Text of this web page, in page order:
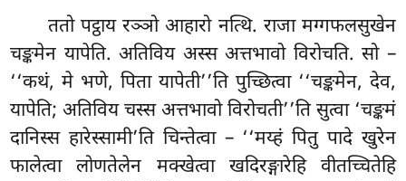
ततोपट्ठाय रञ्ञो आहारो नत्थि. राजा मग्गफलसुखेन
चङ्कमेन यापेति. अतिविय अस्स अत्तभावो विरोचति. सो –
‘‘कथं, मे भणे, पिता यापेती’’ति पुच्छित्वा ‘‘चङ्कमेन, देव,
यापेति; अतिविय चस्स अत्तभावो विरोचती’’ति सुत्वा ‘चङ्कमं
दानिस्स हारेस्सामी’ति चिन्तेत्वा – ‘‘मय्हं पितु पादे खुरेन
फालेत्वा लोणतेलेन मक्खेत्वा खदिरङ्गारेहि वीतच्चितेहि